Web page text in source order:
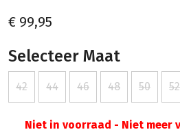
€ 99,95
Selecteer Maat
42 44 46 48 50 52
Niet in voorraad - Niet meer